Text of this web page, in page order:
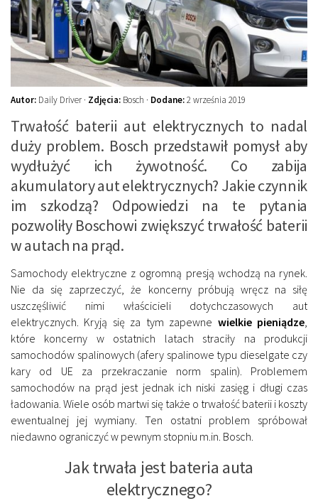
Auto z niemiec
Galerie
Autor: Daily Driver · Zdjęcia: Bosch · Dodane:2 września 2019
Trwałość baterii aut elektrycznych to nadal
duży problem. Bosch przedstawił pomysł aby
wydłużyć ich żywotność. Co zabija
akumulatory aut elektrycznych? Jakie czynnik
im szkodzą? Odpowiedzi na te pytania
pozwoliły Boschowi zwiększyć trwałość baterii
w autach na prąd.
Samochody elektryczne z ogromną presją wchodzą na rynek.
Nie da się zaprzeczyć, że koncerny próbują wręcz na siłę
uszczęśliwić nimi właścicieli dotychczasowych aut
elektrycznych. Kryją się za tym zapewne wielkie pieniądze
które koncerny w ostatnich latach straciły na produkcji
samochodów spalinowych (afery spalinowe typu dieselgate czy
kary od UE za przekraczanie norm spalin). Problemem
samochodów na prąd jest jednak ich niski zasięg i długi czas
ładowania. Wiele osób martwi się także o trwałość baterii i koszty
ewentualnej jej wymiany. Ten ostatni problem spróbował
niedawno ograniczyć w pewnym stopniu m.in. Bosch.
Jak trwała jest bateria auta
elektrycznego?